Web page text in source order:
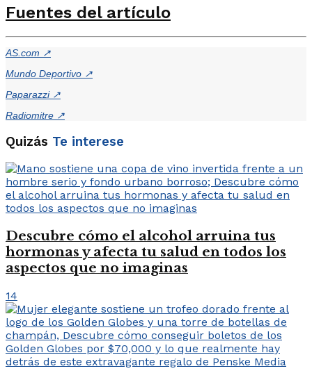
Fuentes del artículo
AS.com ↗
Mundo Deportivo ↗
Paparazzi ↗
Radiomitre ↗
Quizás Te interese
Descubre cómo el alcohol arruina tus
hormonas y afecta tu salud en todos los
aspectos que no imaginas
14